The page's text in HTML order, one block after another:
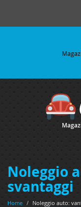
Noleggio
svantaggi
Home / Noleggio auto: